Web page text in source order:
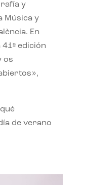
y
Música y
En
edición
os
de verano